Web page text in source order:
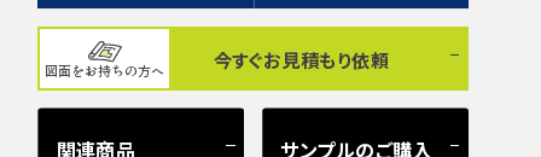
図面をお持ちの方へ 今すぐお見積もり依頼
関連商品 サンプルのご購入